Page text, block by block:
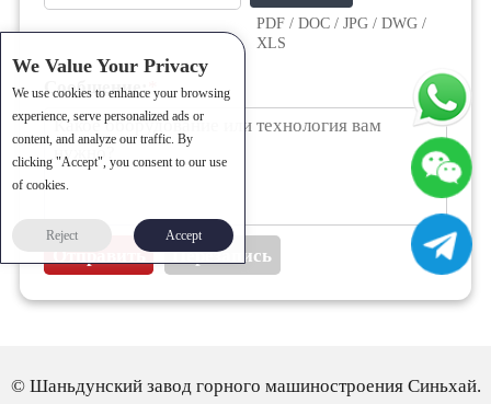
PDF / DOC / JPG / DWG /
XLS
Сообщение:*
© Шаньдунский завод горного машиностроения Синьхай.
We Value Your Privacy
We use cookies to enhance your browsing
experience, serve personalized ads or
content, and analyze our traffic. By
clicking "Accept", you consent to our use
of cookies.
Reject Accept